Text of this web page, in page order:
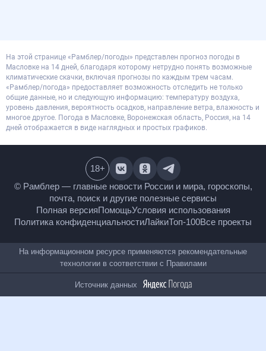
На этой странице «Рамблер/погоды» представлен прогноз погоды в
Масловке на 14 дней, благодаря которому нетрудно понять возможные
климатические скачки, включая прогнозы по каждым трем часам.
«Рамблер/погода» предоставляет возможность отследить не только
общие данные, но и следующую информацию: температуру воздуха,
уровень давления, вероятность осадков, направление ветра, влажность и
многое другое. Погода в Масловке, Воронежская область, Россия, на 14
дней отображается в виде наглядных и простых графиков.
© Рамблер — главные новости России и мира,
гороскопы, почта, поиск и другие полезные сервисы
Полная версияПомощьУсловия использования
Политика конфиденциальностиЛайкиТоп-100
18+
На информационном ресурсе применяются
рекомендательные технологии в соответствии сПравилами
Источник данных